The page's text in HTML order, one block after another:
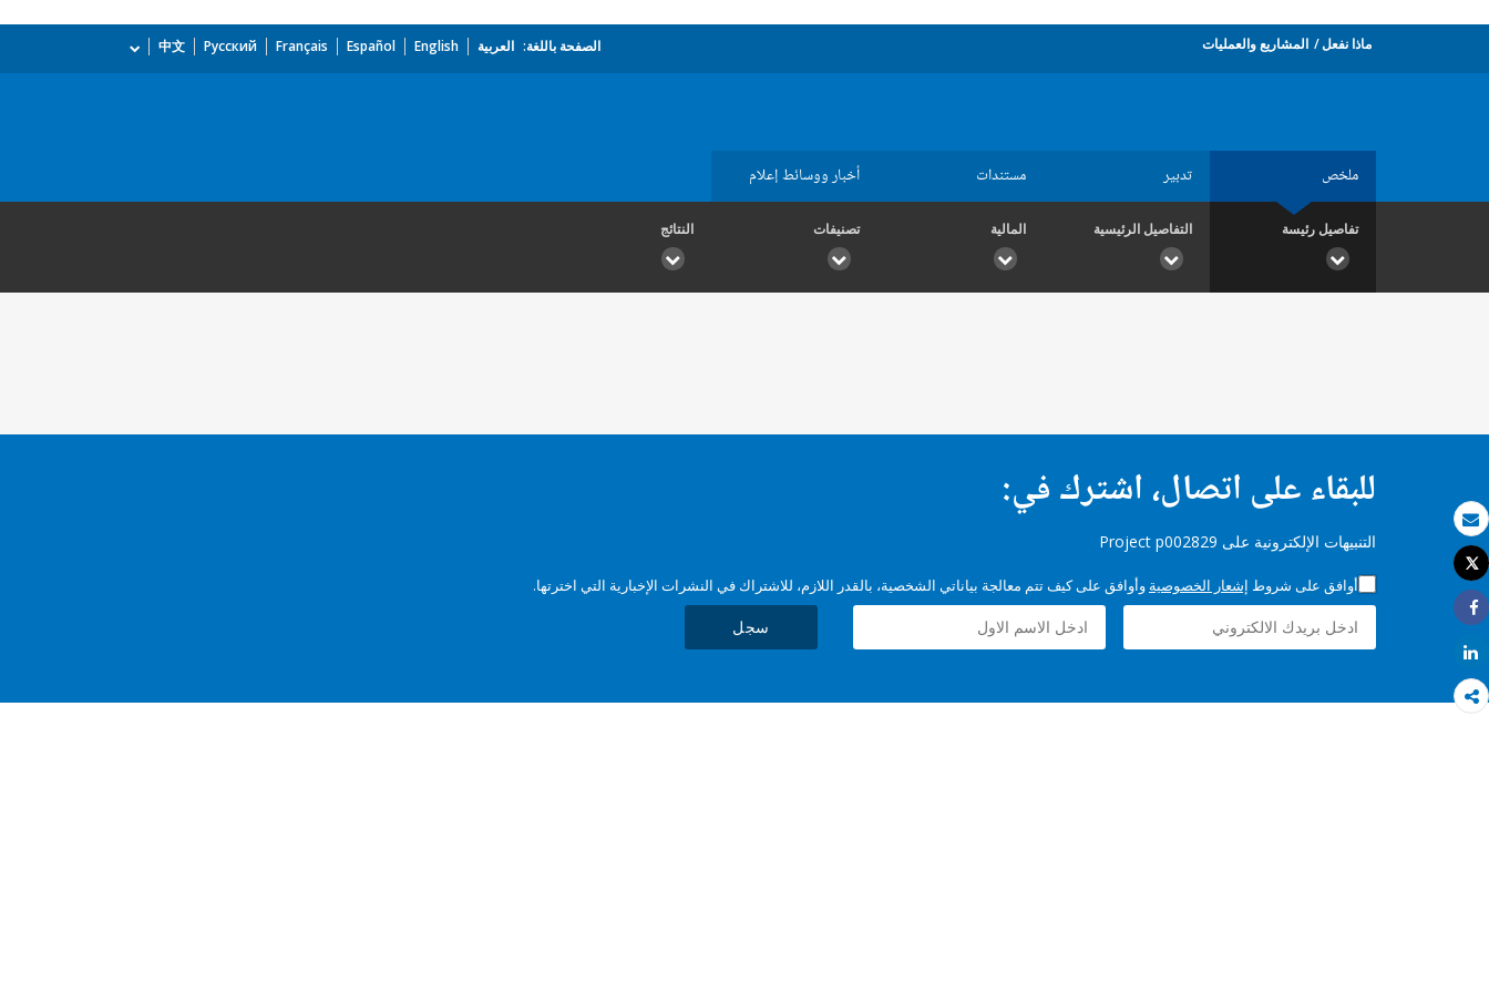
بريد الكتروني
طباعة
Tweet
Share
Share
ماذا نفعل المشاريع والعمليات الصفحة باللغة: العربية English
Español
Français
Русский
中文
ملخص تدبير مستندات أخبار ووسائط إعلام
تفاصيل رئيسة التفاصيل الرئيسية المالية تصنيفات النتائج
للبقاء على اتصال، اشترك في:
التنبيهات الإلكترونية على Project p002829
أوافق على شروط إشعار الخصوصية وأوافق على كيف تتم معالجة بياناتي الشخصية، بالقدر اللازم، للاشتراك في النشرات الإخبارية التي اخترتها.
سجل